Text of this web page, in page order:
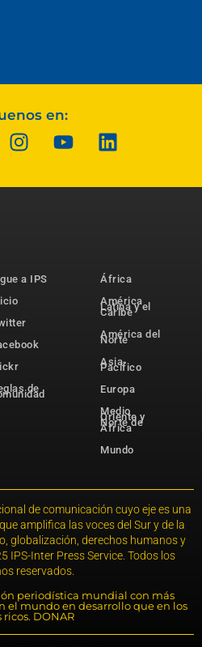
en:
a IPS
de
África
América
Latina y el
Caribe
América del
Norte
Asia-
Pacífico
Europa
Medio
Oriente y
Norte de
África
Mundo
de comunicación cuyo eje es una
amplifica las voces del Sur y de la
globalización, derechos humanos y
IPS-Inter Press Service. Todos los
reservados.
periodística mundial con más
el mundo en desarrollo que en los
ricos. DONAR